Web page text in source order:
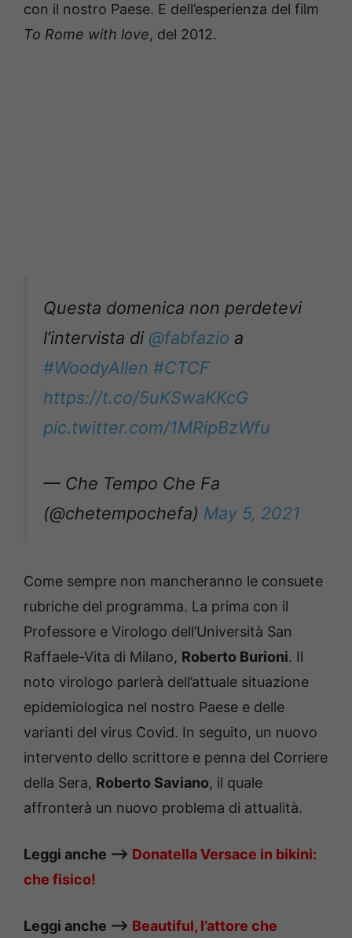
con il nostro Paese. E dell’esperienza del film
To Rome with love, del 2012.
Questa domenica non perdetevi
l’intervista di @fabfazio a
#WoodyAllen #CTCF
https://t.co/5uKSwaKKcG
pic.twitter.com/1MRipBzWfu
— Che Tempo Che Fa
(@chetempochefa) May 5, 2021
Come sempre non mancheranno le consuete
rubriche del programma. La prima con il
Professore e Virologo dell’Università San
Raffaele-Vita di Milano, Roberto Burioni. Il
noto virologo parlerà dell’attuale situazione
epidemiologica nel nostro Paese e delle
varianti del virus Covid. In seguito, un nuovo
intervento dello scrittore e penna del Corriere
della Sera, Roberto Saviano, il quale
affronterà un nuovo problema di attualità.
Leggi anche —–> Donatella Versace in bikini:
che fisico!
Leggi anche —–> Beautiful, l’attore che